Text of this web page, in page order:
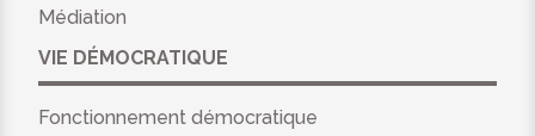
Médiation
VIE DÉMOCRATIQUE
Fonctionnement démocratique